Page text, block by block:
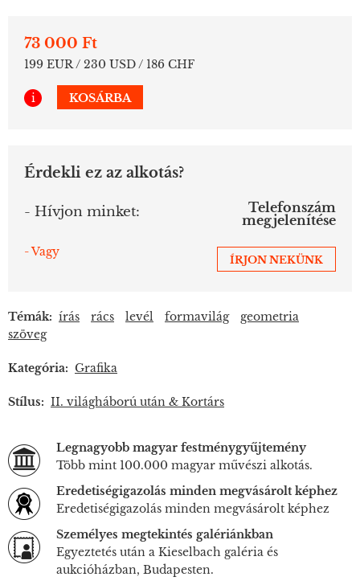
73 000 Ft
199 EUR / 230 USD / 186 CHF
i KOSÁRBA
Érdekli ez az alkotás?
- Hívjon minket:
Telefonszám
megjelenítése
- Vagy
ÍRJON NEKÜNK
Témák: írás rács levél formavilág
geometria
szöveg
Kategória: Grafika
Stílus: II. világháború után & Kortárs
Legnagyobb magyar festménygyűjtemény
Több mint 100.000 magyar művészi alkotás.
Eredetiségigazolás minden megvásárolt képhez
Eredetiségigazolás minden megvásárolt képhez
Személyes megtekintés galériánkban
Egyeztetés után a Kieselbach galéria és
aukcióházban, Budapesten.